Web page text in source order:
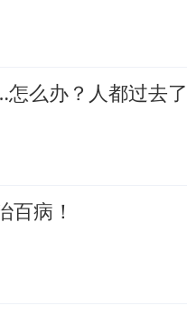
么办？人都过去
百病！